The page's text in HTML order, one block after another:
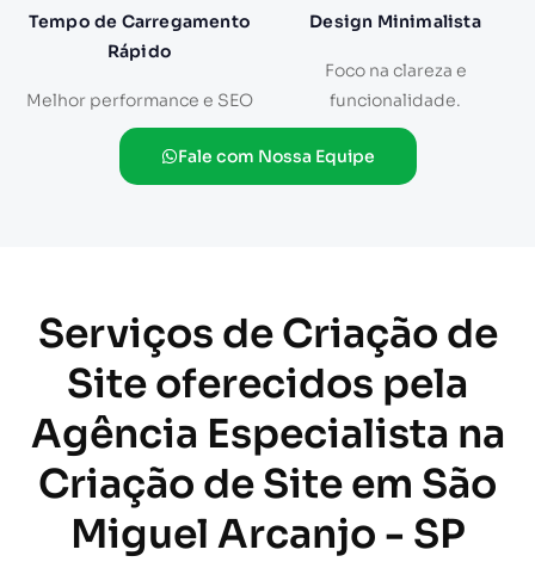
Tempo de Carregamento
Rápido
Melhor performance e SEO
Design Minimalista
Foco na clareza e
funcionalidade.
Fale com Nossa Equipe
Serviços de Criação de
Site oferecidos pela
Agência Especialista na
Criação de Site em São
Miguel Arcanjo - SP